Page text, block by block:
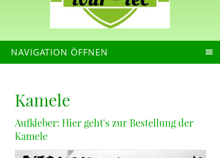
NAVIGATION ÖFFNEN
Kamele
Aufkleber: Hier geht's zur Bestellung der
Kamele